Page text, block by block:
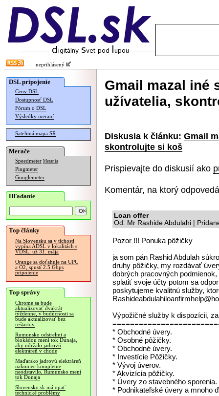
neprihlásený
DSL pripojenie
Ceny DSL
Dostupnosť DSL
Fórum o DSL
Výsledky meraní
Satelitná mapa SR
Merače
Speedmeter Merania
Pingmeter
Googlemeter
Hľadanie
Top články
Na Slovensku sa v tichosti
vypína ADSL v lokalitách s
VDSL, už 31. mája
Orange sa doťahuje na UPC
a O2, spustí 2.5 Gbps
pripojenie
Top správy
Chrome sa bude
aktualizovať dvakrát
týždenne, v budúcnosti sa
bude aktualizovať bez
reštartov
Rumunsko odstrelmi a
blokádou mení tok Dunaja,
aby udržalo jadrovú
elektráreň v chode
Maďarsko jadrovú elektráreň
nakoniec kompletne
neodstavilo, Rumunsko mení
tok Dunaja
Slovensko.sk má opäť
technické problémy
Gmail mazal iné
užívatelia,
Diskusia k článku: Gmail
skontrolujte si koš
Prispievajte do diskusií ako
Komentár, na ktorý
Loan offer
Od: Mr Rashide Abdulahi |
Pozor !!! Ponuka pôžičky
ja som pán Rashid Abdulah
druhy pôžičky, my rozdávať
dobrých pracovných
splatiť svoje účty potom sa
poskytujeme kvalitnú služby,
Výpožičné služby k dispozícii,
* Obchodné úvery.
* Osobné pôžičky.
* Obchodné úvery.
* Investície Pôžičky.
* Vývoj úverov.
* Akvizícia pôžičky.
* Úvery zo stavebného sporenia.
* Podnikateľské úvery a mnoho